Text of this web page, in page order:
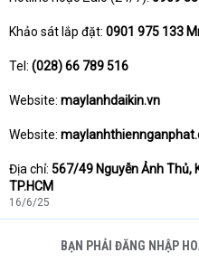
Khảo sát lắp đặt: 0901 975 133
Tel: (028) 66 789 516
Website: maylanhdaikin.vn
Website:
Địa chỉ: 567/49 Nguyễn Ảnh Thủ,
TP.HCM
16/6/25
BẠN PHẢI ĐĂNG NHẬP